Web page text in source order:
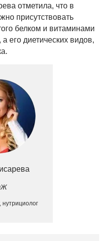
отметила, что в
присутствовать
белком и витаминами
его диетических видов,
нутрициолог